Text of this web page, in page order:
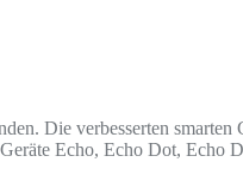
Die verbesserten smarten
Echo, Echo Dot, Echo